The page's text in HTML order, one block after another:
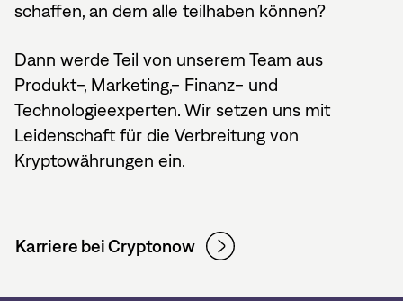
schaffen, an dem alle teilhaben können?
Dann werde Teil von unserem Team aus
Produkt-, Marketing,- Finanz- und
Technologieexperten. Wir setzen uns mit
Leidenschaft für die Verbreitung von
Kryptowährungen ein.
Karriere bei Cryptonow